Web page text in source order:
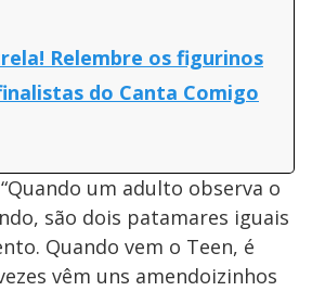
Relembre os figurinos
do Canta Comigo
um adulto observa o
são dois patamares iguais
Quando vem o Teen, é
vêm uns amendoizinhos